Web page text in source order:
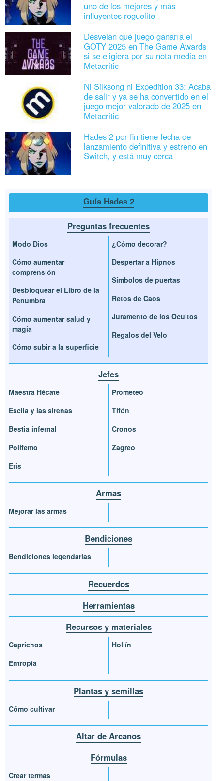
uno de los mejores y más
influyentes roguelite
Desvelan qué juego ganaría el
GOTY 2025 en The Game Awards
si se eligiera por su nota media en
Metacritic
Ni Silksong ni Expedition 33: Acaba
de salir y ya se ha convertido en el
juego mejor valorado de 2025 en
Metacritic
Hades 2 por fin tiene fecha de
lanzamiento definitiva y estreno en
Switch, y está muy cerca
Guía Hades 2
Preguntas frecuentes
Modo Dios
Cómo aumentar
comprensión
Desbloquear el Libro de la
Penumbra
Cómo aumentar salud y
magia
Cómo subir a la superficie
¿Cómo decorar?
Despertar a Hipnos
Símbolos de puertas
Retos de Caos
Juramento de los Ocultos
Regalos del Velo
Jefes
Maestra Hécate
Escila y las sirenas
Bestia infernal
Polifemo
Eris
Prometeo
Tifón
Cronos
Zagreo
Armas
Mejorar las armas
Bendiciones
Bendiciones legendarias
Recuerdos
Herramientas
Recursos y materiales
Caprichos
Entropía
Hollín
Plantas y semillas
Cómo cultivar
Altar de Arcanos
Fórmulas
Crear termas